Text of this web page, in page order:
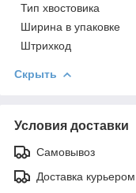
Тип хвостовика
Ширинa в упаковке
Штрихкод
Скрыть
Условия доставки
Самовывоз
Доставка